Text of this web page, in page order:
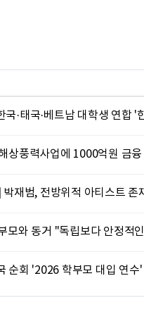
상풍력사업에 1000억원 금융
모와 동거 "독립보다 안정적